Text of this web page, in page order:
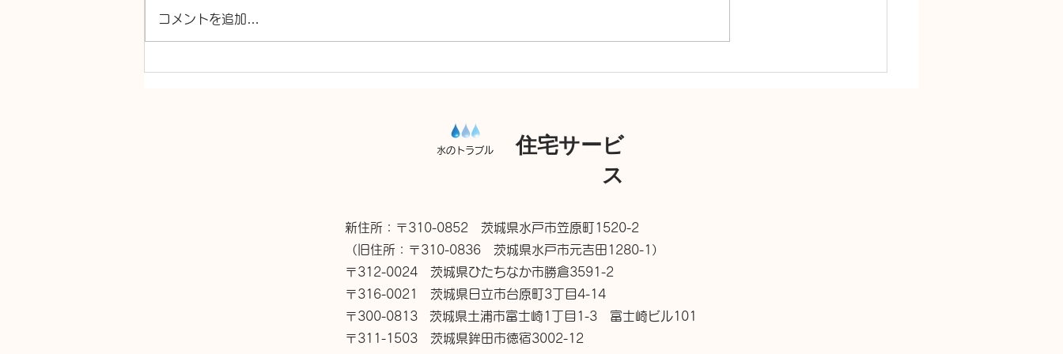
コメントを追加…
住宅サービ
ス
水のトラブル
新住所：〒310-0852 茨城県水戸市笠原町1520-2
（旧住所：〒310-0836 茨城県水戸市元吉田1280-1）
〒312-0024 茨城県ひたちなか市勝倉3591-2
〒316-0021 茨城県日立市台原町3丁目4-14
〒300-0813 茨城県土浦市富士崎1丁目1-3 富士崎ビル101
〒311-1503 茨城県鉾田市徳宿3002-12